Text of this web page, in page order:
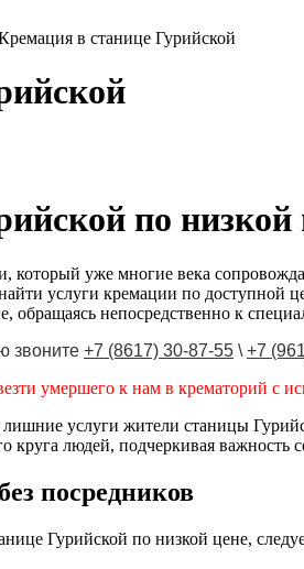
в станице Гурийской
по низкой
уже многие века
услуги кремации по доступной
обращаясь непосредственно к
звоните +7 (8617) 30-87-55 \ +7
умершего к нам в крематорий с
лишние услуги жители станицы
круга людей, подчеркивая важность
посредников
Гурийской по низкой цене,